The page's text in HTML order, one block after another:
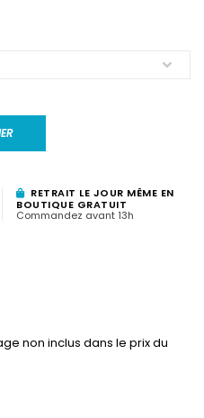
RETRAIT LE JOUR MÊME EN
BOUTIQUE GRATUIT
Commandez avant 13h
non inclus dans le prix du